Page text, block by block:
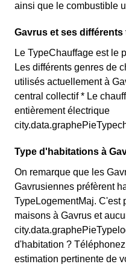
ainsi que le combustible
Gavrus et ses
Le TypeChauffage est le
Les différents genres de
utilisés actuellement à
central collectif * Le
entièrement électrique
Type d'habitations à
On remarque que les
Gavrusiennes préfèrent
TypeLogementMaj. C'est
maisons à Gavrus et
d'habitation ?
estimation pertinente de